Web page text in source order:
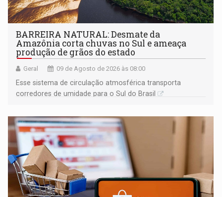
BARREIRA NATURAL: Desmate da
Amazônia corta chuvas no Sul e ameaça
produção de grãos do estado
Geral 09 de Agosto de 2026 às 08:00
Esse sistema de circulação atmosférica transporta
corredores de umidade para o Sul do Brasil